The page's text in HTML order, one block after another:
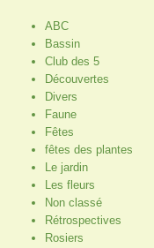
ABC
Bassin
Club des 5
Découvertes
Divers
Faune
Fêtes
fêtes des plantes
Le jardin
Les fleurs
Non classé
Rétrospectives
Rosiers